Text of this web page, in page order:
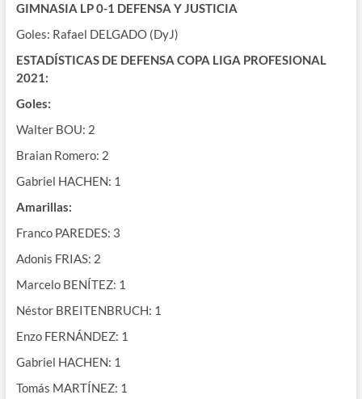
GIMNASIA LP 0-1 DEFENSA Y JUSTICIA
Goles: Rafael DELGADO (DyJ)
ESTADÍSTICAS DE DEFENSA COPA LIGA PROFESIONAL
2021:
Goles:
Walter BOU: 2
Braian Romero: 2
Gabriel HACHEN: 1
Amarillas:
Franco PAREDES: 3
Adonis FRIAS: 2
Marcelo BENÍTEZ: 1
Néstor BREITENBRUCH: 1
Enzo FERNÁNDEZ: 1
Gabriel HACHEN: 1
Tomás MARTÍNEZ: 1